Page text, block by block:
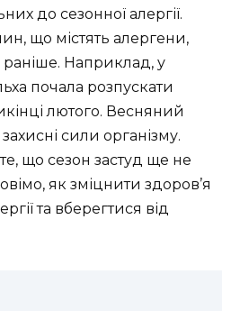
до сезонної алергії.
що містять алергени,
Наприклад, у
почала розпускати
лютого. Весняний
сили організму.
що сезон застуд ще не
як зміцнити здоров’я
та вберегтися від